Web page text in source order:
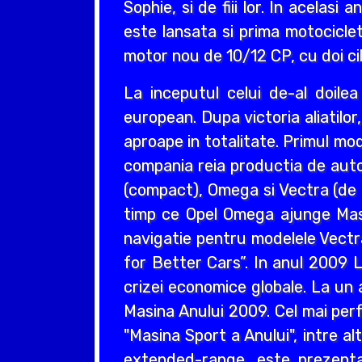
Sophie, si de fiii lor. In acelasi
este lansata si prima
motor nou de 10/12 CP, cu doi
La inceputul celui de-al
european. Dupa victoria
aproape in totalitate. Primul
compania reia productia de
(compact), Omega si Vectra
timp ce Opel Omega ajunge
navigatie pentru modelele
for Better Cars”. In anul 2009
crizei economice globale. La
Masina Anului 2009. Cel mai
"Masina Sport a Anului", intre